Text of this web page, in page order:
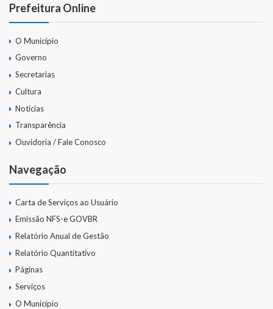
Prefeitura Online
O Município
Governo
Secretarias
Cultura
Notícias
Transparência
Ouvidoria / Fale Conosco
Navegação
Carta de Serviços ao Usuário
Emissão NFS-e GOVBR
Relatório Anual de Gestão
Relatório Quantitativo
Páginas
Serviços
O Município